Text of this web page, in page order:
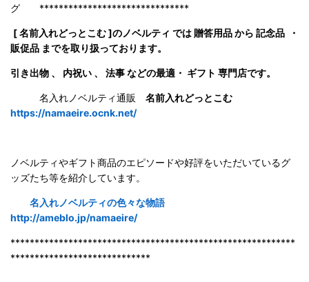
グ *******************************
[ 名前入れどっとこむ ]のノベルティ では 贈答用品 から 記念品 ・
販促品 までを取り扱っております。
引き出物 、 内祝い 、 法事 などの最適・ ギフト 専門店です。
名入れノベルティ通販 名前入れどっとこむ
https://namaeire.ocnk.net/
ノベルティやギフト商品のエピソードや好評をいただいているグ
ッズたち等を紹介しています。
名入れノベルティの色々な物語
http://ameblo.jp/namaeire/
***********************************************************
*****************************